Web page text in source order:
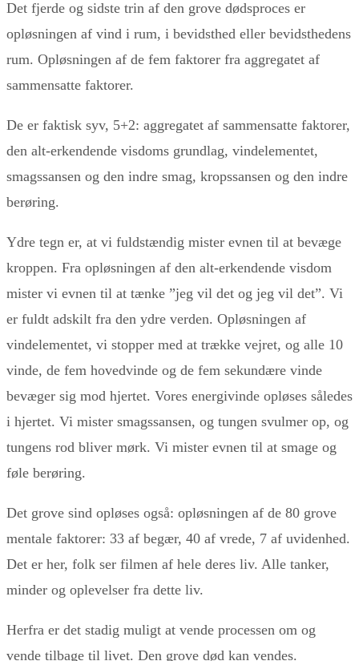
Det fjerde og sidste trin af den grove dødsproces er
opløsningen af vind i rum, i bevidsthed eller bevidsthedens
rum. Opløsningen af de fem faktorer fra aggregatet af
sammensatte faktorer.
De er faktisk syv, 5+2: aggregatet af sammensatte faktorer,
den alt-erkendende visdoms grundlag, vindelementet,
smagssansen og den indre smag, kropssansen og den indre
berøring.
Ydre tegn er, at vi fuldstændig mister evnen til at bevæge
kroppen. Fra opløsningen af den alt-erkendende visdom
mister vi evnen til at tænke ”jeg vil det og jeg vil det”. Vi
er fuldt adskilt fra den ydre verden. Opløsningen af
vindelementet, vi stopper med at trække vejret, og alle 10
vinde, de fem hovedvinde og de fem sekundære vinde
bevæger sig mod hjertet. Vores energivinde opløses således
i hjertet. Vi mister smagssansen, og tungen svulmer op, og
tungens rod bliver mørk. Vi mister evnen til at smage og
føle berøring.
Det grove sind opløses også: opløsningen af de 80 grove
mentale faktorer: 33 af begær, 40 af vrede, 7 af uvidenhed.
Det er her, folk ser filmen af hele deres liv. Alle tanker,
minder og oplevelser fra dette liv.
Herfra er det stadig muligt at vende processen om og
vende tilbage til livet. Den grove død kan vendes.